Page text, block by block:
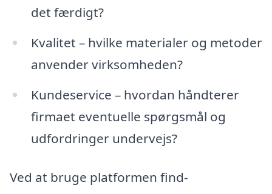
det færdigt?
Kvalitet – hvilke materialer og metoder
anvender virksomheden?
Kundeservice – hvordan håndterer
firmaet eventuelle spørgsmål og
udfordringer undervejs?
Ved at bruge platformen find-